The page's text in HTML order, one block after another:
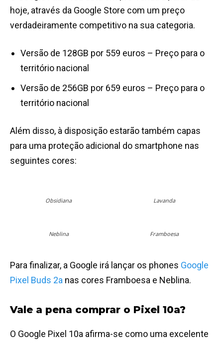
hoje, através da Google Store com um preço
verdadeiramente competitivo na sua categoria.
Versão de 128GB por 559 euros – Preço para o
território nacional
Versão de 256GB por 659 euros – Preço para o
território nacional
Além disso, à disposição estarão também capas
para uma proteção adicional do smartphone nas
seguintes cores:
Obsidiana Lavanda
Neblina Framboesa
Para finalizar, a Google irá lançar os phones Google
Pixel Buds 2a nas cores Framboesa e Neblina.
Vale a pena comprar o Pixel 10a?
O Google Pixel 10a afirma-se como uma excelente